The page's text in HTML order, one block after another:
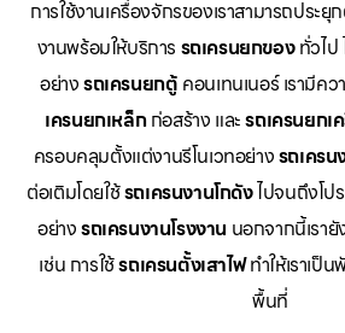
การใช้งานเครื่องจักรของเราสามารถปร
งานพร้อมให้บริการ รถเครนยกของทั่วไป
อย่างรถเครนยกตู้ คอนเทนเนอร์ เรามีค
เครนยกเหล็กก่อสร้าง และรถเครนยกเ
ครอบคลุมตั้งแต่งานรีโนเวทอย่างรถเคร
ต่อเติมโดยใช้รถเครนงานโกดังไปจนถึงโป
อย่างรถเครนงานโรงงาน นอกจากนี้เรา
เช่น การใช้รถเครนตั้งเสาไฟทำให้เราเป็
พื้นที่